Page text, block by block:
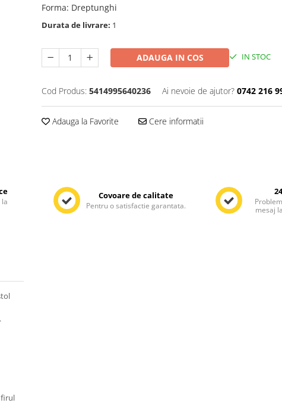
Forma: Dreptunghi
Durata de livrare: 1
ADAUGA IN COS IN STOC
Cod Produs: 5414995640236 Ai nevoie de ajutor? 0742 216
Adauga la Favorite Cere informatii
Covoare de calitate
Pentru o satisfactie garantata.
mesaj
firul